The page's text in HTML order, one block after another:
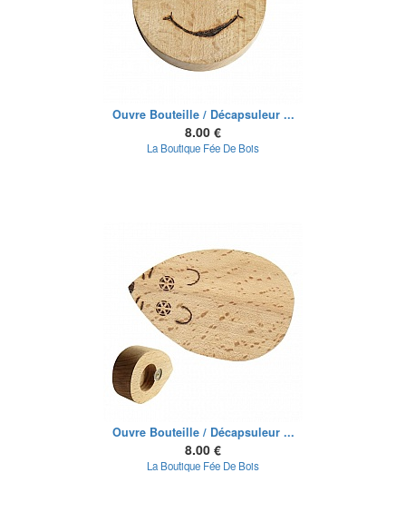
Ouvre Bouteille / Décapsuleur ...
8.00 €
La Boutique Fée De Bois
Ouvre Bouteille / Décapsuleur ...
8.00 €
La Boutique Fée De Bois